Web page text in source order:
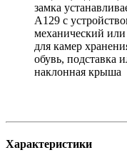
замка
A129 с
механический
для камер
обувь, подставка
наклонная крыша
Характеристики